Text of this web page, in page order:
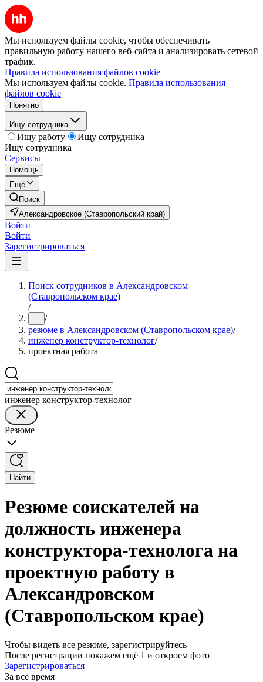
Мы используем файлы cookie, чтобы обеспечивать
правильную работу нашего веб-сайта и анализировать сетевой
трафик.
Правила использования файлов cookie
Мы используем файлы cookie. Правила использования
файлов cookie
Понятно
Ищу сотрудника
Ищу работу
Ищу сотрудника
Ищу сотрудника
Сервисы
Помощь
Ещё
Поиск
Александровское (Ставропольский край)
Войти
Войти
Зарегистрироваться
Поиск сотрудников в Александровском
(Ставропольском крае)
/
... /
резюме в Александровском (Ставропольском крае)/
инженер конструктор-технолог/
проектная работа
инженер конструктор-технолог
Резюме
Найти
Резюме соискателей на
должность инженера
конструктора-технолога на
проектную работу в
Александровском
(Ставропольском крае)
Чтобы видеть все резюме, зарегистрируйтесь
После регистрации покажем ещё 1 и откроем фото
Зарегистрироваться
За всё время